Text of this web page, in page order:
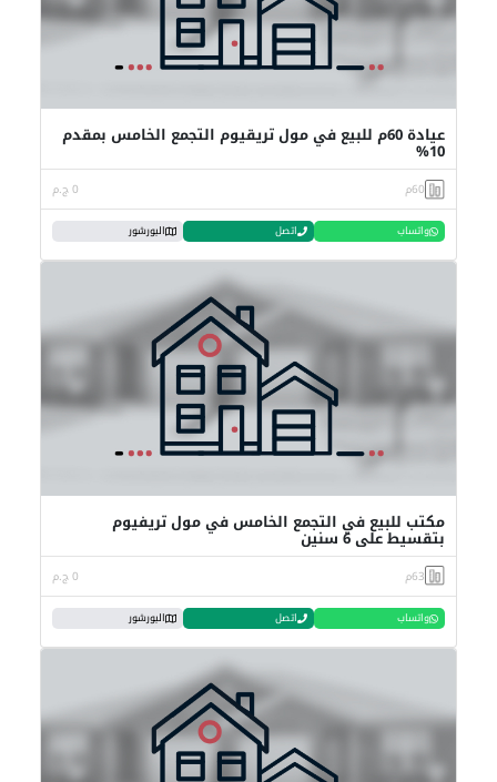
عيادة 60م للبيع في مول تريقيوم التجمع الخامس بمقدم
10%
60م 0 ج.م
واتساب اتصل البورشور
مكتب للبيع في التجمع الخامس في مول تريفيوم
بتقسيط علي 6 سنين
63م 0 ج.م
واتساب اتصل البورشور